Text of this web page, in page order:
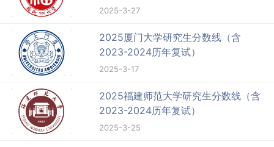
2025-3-27
2025厦门大学研究生分数线（含
2023-2024历年复试）
2025-3-17
2025福建师范大学研究生分数线（含
2023-2024历年复试）
2025-3-25